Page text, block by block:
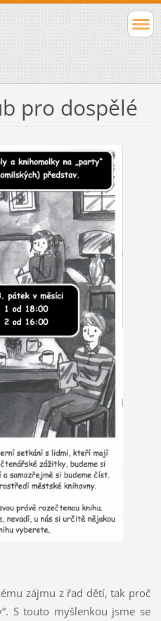
pro dospělé
zájmu z řad dětí, tak proč
S touto myšlenkou jsme se